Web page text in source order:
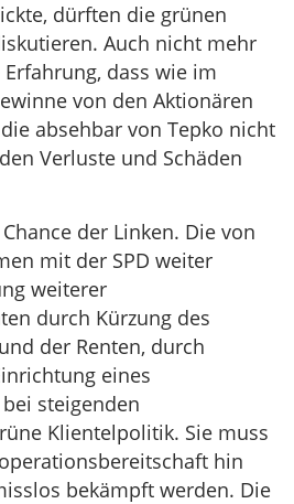
dürften die grünen
Auch nicht mehr
dass wie im
von den Aktionären
absehbar von Tepko nicht
Verluste und Schäden
der Linken. Die von
mit der SPD weiter
weiterer
durch Kürzung des
der Renten, durch
eines
steigenden
Klientelpolitik. Sie muss
hin
bekämpft werden. Die